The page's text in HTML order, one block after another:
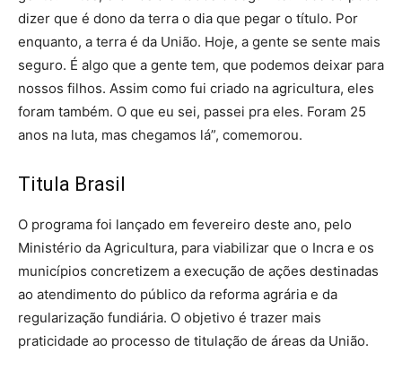
dizer que é dono da terra o dia que pegar o título. Por
enquanto, a terra é da União. Hoje, a gente se sente mais
seguro. É algo que a gente tem, que podemos deixar para
nossos filhos. Assim como fui criado na agricultura, eles
foram também. O que eu sei, passei pra eles. Foram 25
anos na luta, mas chegamos lá”, comemorou.
Titula Brasil
O programa foi lançado em fevereiro deste ano, pelo
Ministério da Agricultura, para viabilizar que o Incra e os
municípios concretizem a execução de ações destinadas
ao atendimento do público da reforma agrária e da
regularização fundiária. O objetivo é trazer mais
praticidade ao processo de titulação de áreas da União.